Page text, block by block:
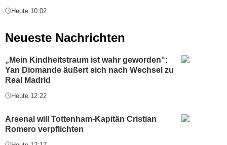
Heute 10:02
Neueste Nachrichten
„Mein Kindheitstraum ist wahr geworden“:
Yan Diomande äußert sich nach Wechsel zu
Real Madrid
Heute 12:22
Arsenal will Tottenham-Kapitän Cristian
Romero verpflichten